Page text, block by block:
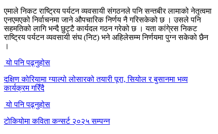
एमाले निकट राष्ट्रिय पर्यटन व्यवसायी संगठनले पनि सन्तबीर लामाको नेतृत्वमा
एनएमएको निर्वाचनमा जाने औपचारिक निर्णय नै गरिसकेको छ । उसले पनि
सहमतिको लागि भन्दै छुट्टै कार्यदल गठन गरेको छ । यता कांगे्रस निकट
राष्ट्रिय पर्यटन व्यवसायी संघ (निट) भने अहिलेसम्म निर्णयमा पुग्न सकेको छैन
।
यो पनि पढ्नुहोस
दक्षिण कोरियामा ग्याल्पो लोसारको तयारी पूरा, सियोल र बुसानमा भव्य
कार्यक्रम गरिँदै
यो पनि पढ्नुहोस
टोकियोमा कविता कन्सर्ट २०२५ सम्पन्न